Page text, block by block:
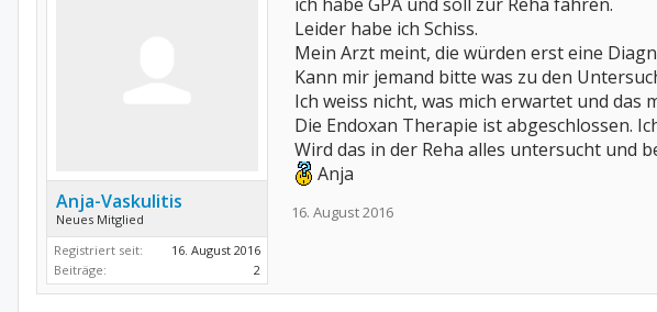
Anja-Vaskulitis
Neues Mitglied
Registriert seit:
16. August 2016
Beiträge:
2
Leider habe ich Schiss.
Mein Arzt meint, die würden erst eine
Kann mir jemand bitte was zu den
Ich weiss nicht, was mich erwartet und das
Die Endoxan Therapie ist abgeschlossen.
Wird das in der Reha alles untersucht und
Anja
16. August 2016